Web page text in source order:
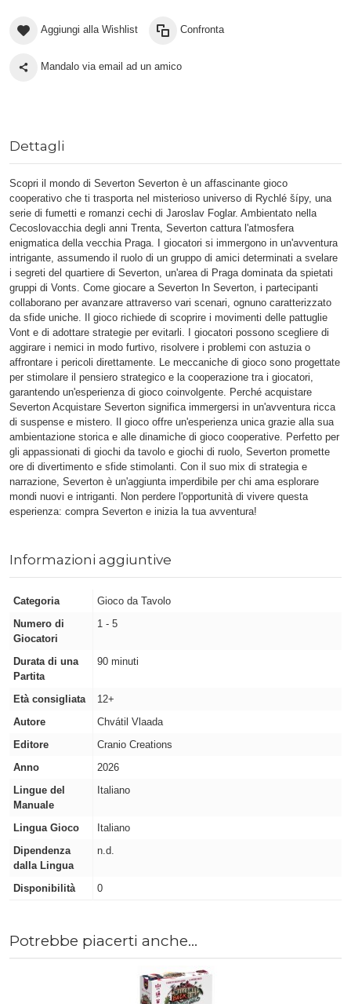
Aggiungi alla Wishlist Confronta
Mandalo via email ad un amico
Dettagli
Scopri il mondo di Severton Severton è un affascinante gioco
cooperativo che ti trasporta nel misterioso universo di Rychlé šípy, una
serie di fumetti e romanzi cechi di Jaroslav Foglar. Ambientato nella
Cecoslovacchia degli anni Trenta, Severton cattura l'atmosfera
enigmatica della vecchia Praga. I giocatori si immergono in un'avventura
intrigante, assumendo il ruolo di un gruppo di amici determinati a svelare
i segreti del quartiere di Severton, un'area di Praga dominata da spietati
gruppi di Vonts. Come giocare a Severton In Severton, i partecipanti
collaborano per avanzare attraverso vari scenari, ognuno caratterizzato
da sfide uniche. Il gioco richiede di scoprire i movimenti delle pattuglie
Vont e di adottare strategie per evitarli. I giocatori possono scegliere di
aggirare i nemici in modo furtivo, risolvere i problemi con astuzia o
affrontare i pericoli direttamente. Le meccaniche di gioco sono progettate
per stimolare il pensiero strategico e la cooperazione tra i giocatori,
garantendo un'esperienza di gioco coinvolgente. Perché acquistare
Severton Acquistare Severton significa immergersi in un'avventura ricca
di suspense e mistero. Il gioco offre un'esperienza unica grazie alla sua
ambientazione storica e alle dinamiche di gioco cooperative. Perfetto per
gli appassionati di giochi da tavolo e giochi di ruolo, Severton promette
ore di divertimento e sfide stimolanti. Con il suo mix di strategia e
narrazione, Severton è un'aggiunta imperdibile per chi ama esplorare
mondi nuovi e intriganti. Non perdere l'opportunità di vivere questa
esperienza: compra Severton e inizia la tua avventura!
Informazioni aggiuntive
Categoria
Gioco da Tavolo
Numero di
Giocatori
1 - 5
Durata di una
Partita
90 minuti
Età consigliata
12+
Autore
Chvátil Vlaada
Editore
Cranio Creations
Anno
2026
Lingue del
Manuale
Italiano
Lingua Gioco
Italiano
Dipendenza
dalla Lingua
n.d.
Disponibilità 0
Potrebbe piacerti anche...